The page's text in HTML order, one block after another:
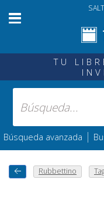
TU
Búsqueda avanzada |
Rubbettino